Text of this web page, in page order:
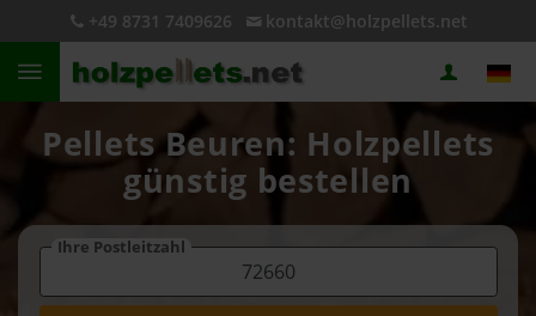
+49 8731 7409626 kontakt@holzpellets.net
Pellets Beuren: Holzpellets
günstig bestellen
Ihre Postleitzahl